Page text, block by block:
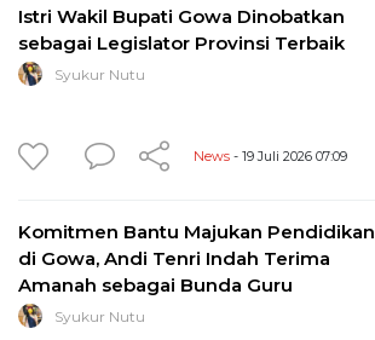
Istri Wakil Bupati Gowa Dinobatkan
sebagai Legislator Provinsi Terbaik
Syukur Nutu
News - 19 Juli 2026 07:09
Komitmen Bantu Majukan Pendidikan
di Gowa, Andi Tenri Indah Terima
Amanah sebagai Bunda Guru
Syukur Nutu